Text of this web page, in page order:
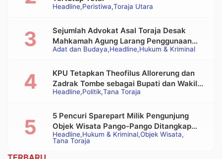
Headline Peristiwa Toraja Utara
Adat dan Budaya Headline Hukum & Kriminal
Sejumlah Advokat Asal Toraja Desak
Mahkamah Agung Larang Penggunaan
Alat Berat pada Eksekusi Rumah Adat
Headline Politik Tana Toraja
KPU Tetapkan Theofilus Allorerung dan
Zadrak Tombe sebagai Bupati dan Wakil
Bupati Tana Toraja Terpilih
Headline Hukum & Kriminal Objek Wisata
Tana Toraja
5 Pencuri Sparepart Milik Pengunjung
Objek Wisata Pango-Pango Ditangkap
Polisi